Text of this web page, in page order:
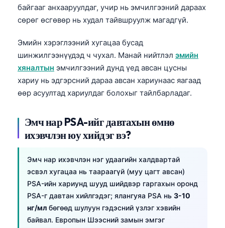
байгааг анхааруулдаг, учир нь эмчилгээний дараах
сөрөг өсгөвөр нь худал тайвшруулж магадгүй.
Эмийн хэрэглээний хугацаа бусад
шинжилгээнүүдэд ч чухал. Манай нийтлэл эмийн
хяналтын эмчилгээний дунд үед авсан цусны
хариу нь эдгэрсний дараа авсан хариунаас яагаад
өөр асуултад хариулдаг болохыг тайлбарладаг.
Эмч нар PSA-ийг давтахын өмнө
ихэвчлэн юу хийдэг вэ?
Эмч нар ихэвчлэн нэг удаагийн халдвартай
эсвэл хугацаа нь таараагүй (муу цагт авсан)
PSA-ийн хариунд шууд шийдвэр гаргахын оронд
PSA-г давтан хийлгэдэг; ялангуяа PSA нь 3-10
нг/мл бөгөөд шулуун гэдэсний үзлэг хэвийн
байвал. Европын Шээсний замын эмгэг
Occitan
العربية المغربية
Afrikaans
ພາສາລາວ
Cebuano
ئۇيغۇرچە
Татар теле
Беларуская мова
Esperanto
Frysk
Ślōnskŏ gŏdka
Norsk bokmål